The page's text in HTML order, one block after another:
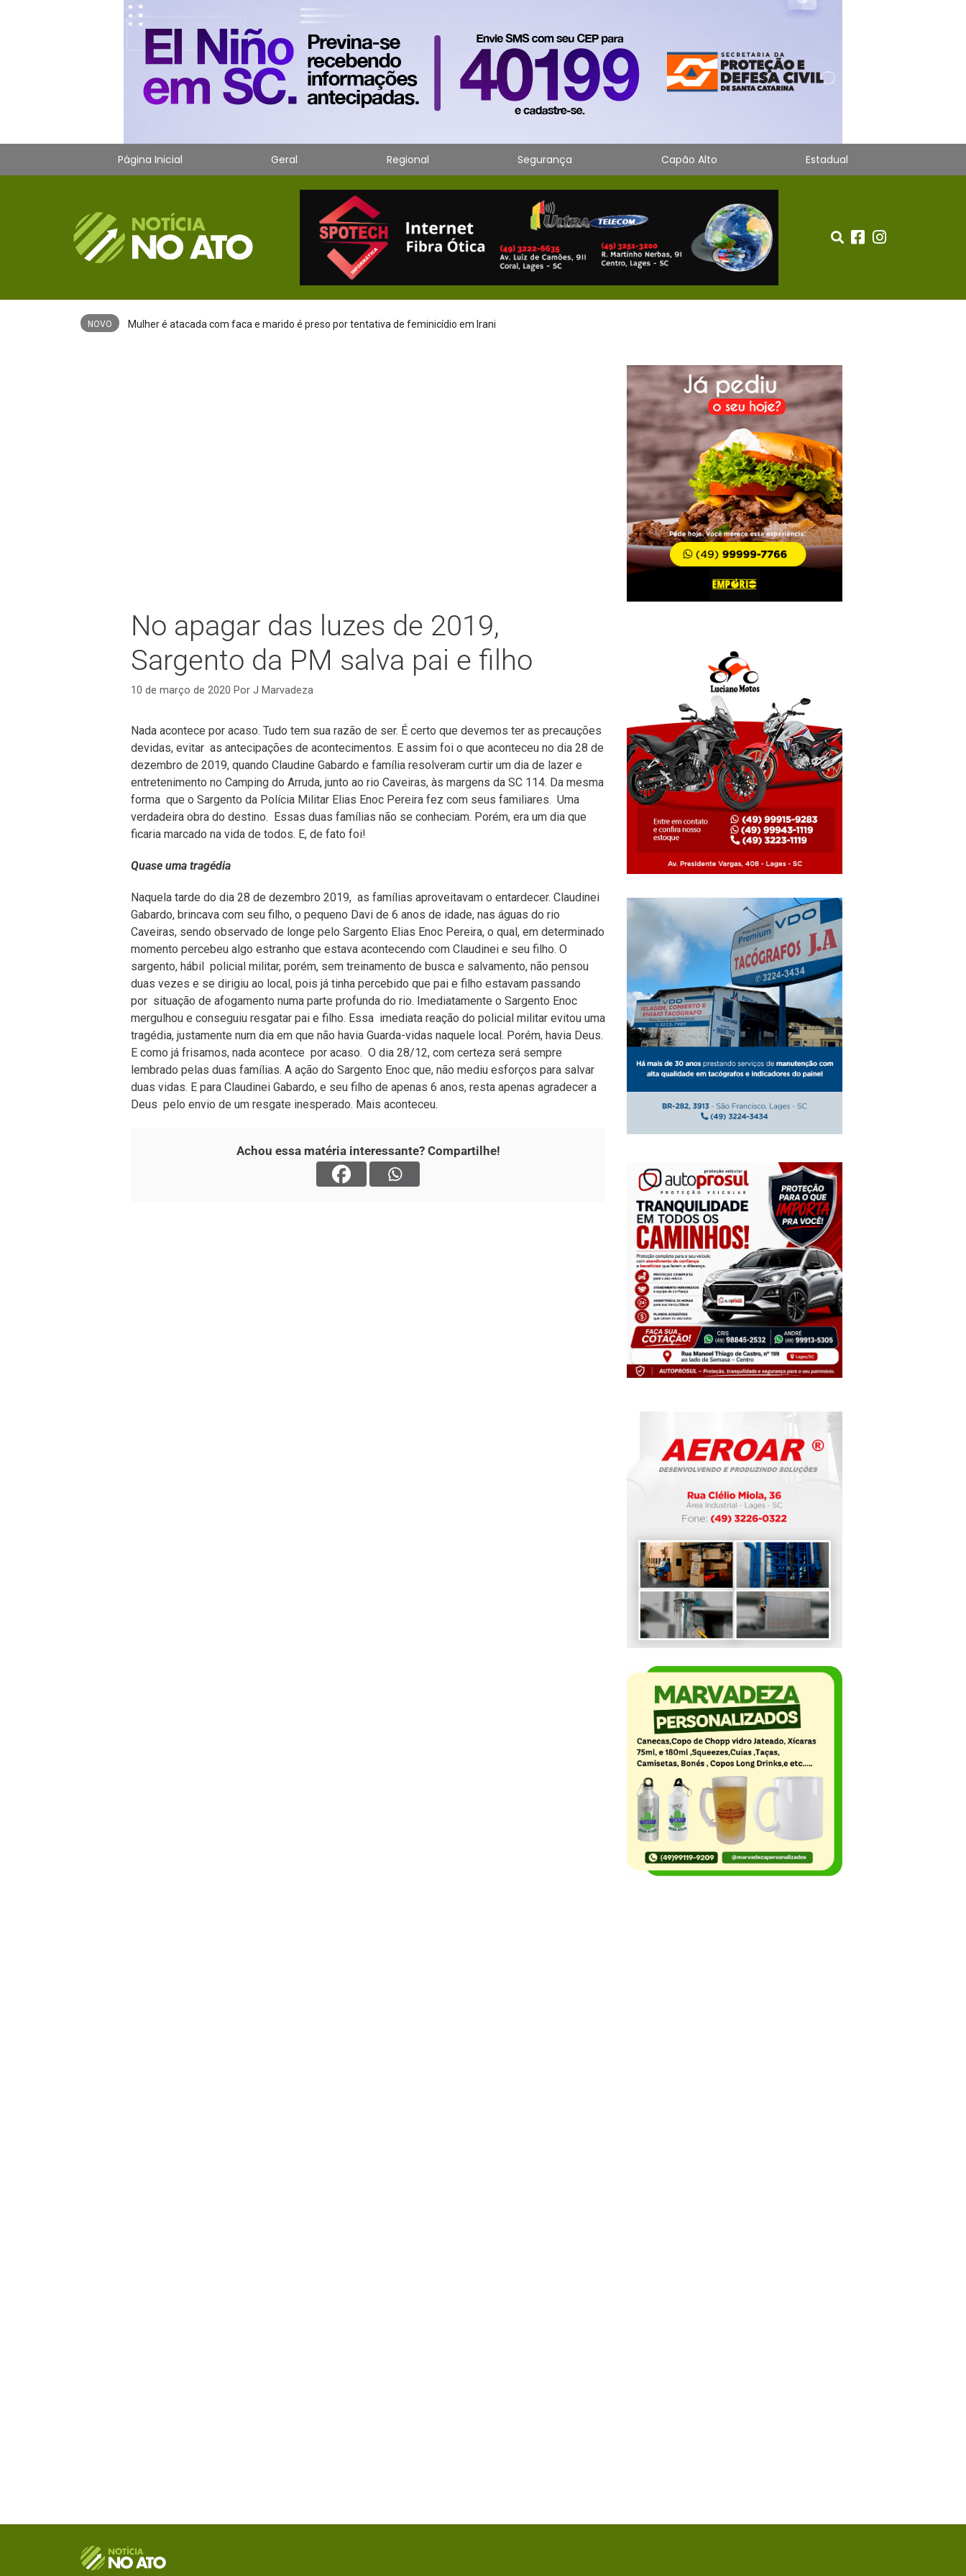
Página Inicial Geral Regional Segurança Capão Alto Estadual
NOVO PM apreende espingarda e 27 munições após denúncia de disparos em Alfredo Wagner
No apagar das luzes de 2019,
Sargento da PM salva pai e filho
10 de março de 2020 Por J Marvadeza
Nada acontece por acaso. Tudo tem sua razão de ser. É certo que devemos ter as precauções
devidas, evitar as antecipações de acontecimentos. E assim foi o que aconteceu no dia 28 de
dezembro de 2019, quando Claudine Gabardo e família resolveram curtir um dia de lazer e
entretenimento no Camping do Arruda, junto ao rio Caveiras, às margens da SC 114. Da mesma
forma que o Sargento da Polícia Militar Elias Enoc Pereira fez com seus familiares. Uma
verdadeira obra do destino. Essas duas famílias não se conheciam. Porém, era um dia que
ficaria marcado na vida de todos. E, de fato foi!
Quase uma tragédia
Naquela tarde do dia 28 de dezembro 2019, as famílias aproveitavam o entardecer. Claudinei
Gabardo, brincava com seu filho, o pequeno Davi de 6 anos de idade, nas águas do rio
Caveiras, sendo observado de longe pelo Sargento Elias Enoc Pereira, o qual, em determinado
momento percebeu algo estranho que estava acontecendo com Claudinei e seu filho. O
sargento, hábil policial militar, porém, sem treinamento de busca e salvamento, não pensou
duas vezes e se dirigiu ao local, pois já tinha percebido que pai e filho estavam passando
por situação de afogamento numa parte profunda do rio. Imediatamente o Sargento Enoc
mergulhou e conseguiu resgatar pai e filho. Essa imediata reação do policial militar evitou uma
tragédia, justamente num dia em que não havia Guarda-vidas naquele local. Porém, havia Deus.
E como já frisamos, nada acontece por acaso. O dia 28/12, com certeza será sempre
lembrado pelas duas famílias. A ação do Sargento Enoc que, não mediu esforços para salvar
duas vidas. E para Claudinei Gabardo, e seu filho de apenas 6 anos, resta apenas agradecer a
Deus pelo envio de um resgate inesperado. Mais aconteceu.
Achou essa matéria interessante? Compartilhe!